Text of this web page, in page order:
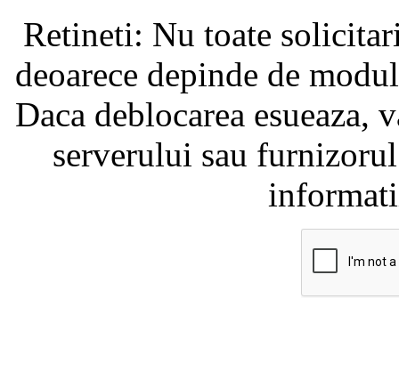
Retineti: Nu toate
deoarece depinde de
Daca deblocarea
serverului sau